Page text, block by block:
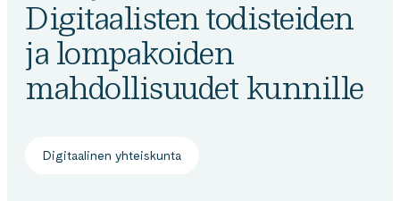
Digitaalisten todisteiden
ja lompakoiden
mahdollisuudet kunnille
Digitaalinen yhteiskunta